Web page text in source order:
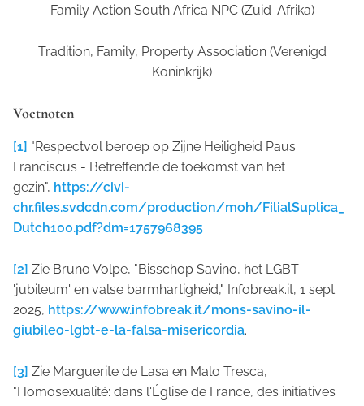
Family Action South Africa NPC (Zuid-Afrika)
Tradition, Family, Property Association (Verenigd
Koninkrijk)
Voetnoten
[1] "Respectvol beroep op Zijne Heiligheid Paus
Franciscus - Betreffende de toekomst van het
gezin", https://civi-
chr.files.svdcdn.com/production/moh/FilialSuplica_
Dutch100.pdf?dm=1757968395
[2] Zie Bruno Volpe, "Bisschop Savino, het LGBT-
'jubileum' en valse barmhartigheid," Infobreak.it, 1 sept.
2025, https://www.infobreak.it/mons-savino-il-
giubileo-lgbt-e-la-falsa-misericordia.
[3] Zie Marguerite de Lasa en Malo Tresca,
"Homosexualité: dans l'Église de France, des initiatives